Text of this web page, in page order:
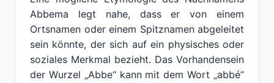
Abbema legt nahe, dass er von einem
Ortsnamen oder einem Spitznamen abgeleitet
sein könnte, der sich auf ein physisches oder
soziales Merkmal bezieht. Das Vorhandensein
der Wurzel „Abbe“ kann mit dem Wort „abbé“